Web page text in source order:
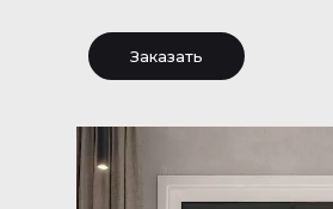
Заказать